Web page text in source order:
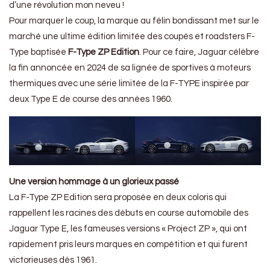
d’une révolution mon neveu !
Pour marquer le coup, la marque au félin bondissant met sur le
marché une ultime édition limitée des coupés et roadsters F-
Type baptisée F-Type ZP Edition. Pour ce faire, Jaguar célèbre
la fin annoncée en 2024 de sa lignée de sportives à moteurs
thermiques avec une série limitée de la F-TYPE inspirée par
deux Type E de course des années 1960.
Une version hommage à un glorieux passé
La F-Type ZP Edition sera proposée en deux coloris qui
rappellent les racines des débuts en course automobile des
Jaguar Type E, les fameuses versions « Project ZP », qui ont
rapidement pris leurs marques en compétition et qui furent
victorieuses dès 1961.